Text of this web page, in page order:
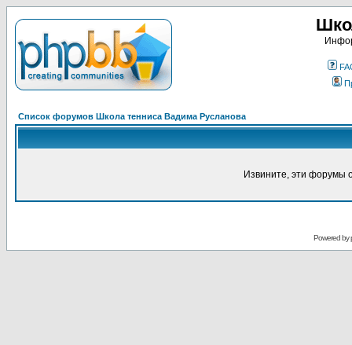
Список форумов Школа тенниса Вадима Русланова
Извините, эти форумы
Powered by